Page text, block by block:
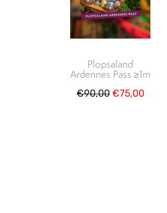
Plopsaland
Ardennes Pass ≥1m
€90,00 €75,00